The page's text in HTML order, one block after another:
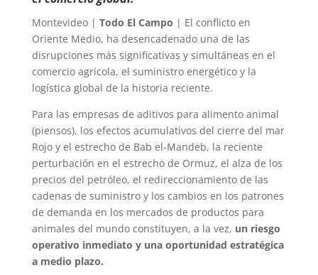
Montevideo | Todo El Campo | El conflicto en
Oriente Medio, ha desencadenado una de las
disrupciones más significativas y simultáneas en el
comercio agrícola, el suministro energético y la
logística global de la historia reciente.
Para las empresas de aditivos para alimento animal
(piensos), los efectos acumulativos del cierre del mar
Rojo y el estrecho de Bab el-Mandeb, la reciente
perturbación en el estrecho de Ormuz, el alza de los
precios del petróleo, el redireccionamiento de las
cadenas de suministro y los cambios en los patrones
de demanda en los mercados de productos para
animales del mundo constituyen, a la vez, un riesgo
operativo inmediato y una oportunidad estratégica
a medio plazo.